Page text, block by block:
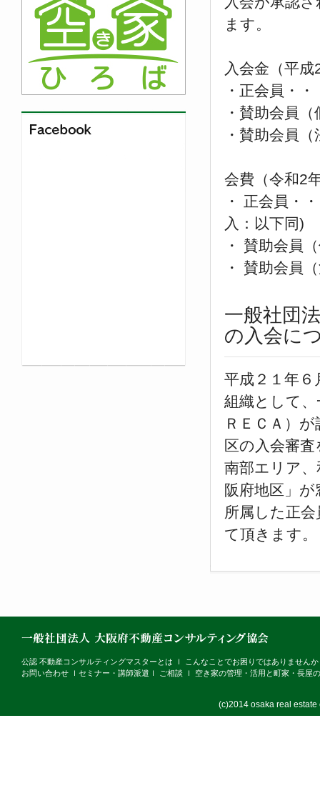
ます。
入会金（平
・正会員・
・賛助会員
・賛助会員
会費（令和2
・ 正会員・
入：以下同)
・ 賛助会員
・ 賛助会員
一般社団
の入会に
平成２１年
組織として
ＲＥＣＡ）
区の入会審
南部エリア
阪府地区」
所属した正
て頂きます。
公認 不動産コンサルティングマスターとは ｌ
こんなことでお困りではありませんか
お問い合わせ ｌ セミナー・講師派遣 ｌ ご相談 ｌ 空き家の管理・活用と町家・長屋
(c)2014 osaka real